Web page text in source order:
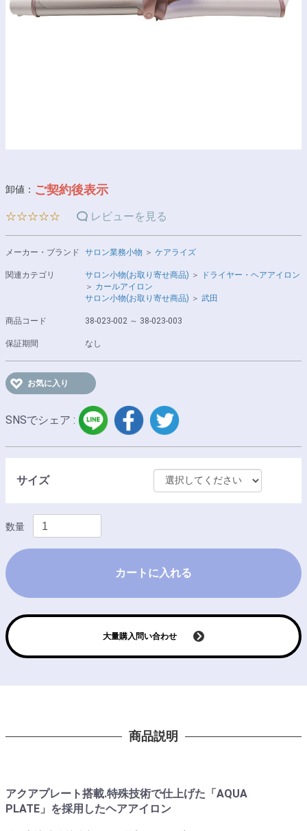
卸値： ご契約後表示
☆☆☆☆☆ レビューを見る
メーカー・ブランド サロン業務小物 ＞ ケアライズ
関連カテゴリ サロン小物(お取り寄せ商品) ＞
ドライヤー・ヘアアイロン
＞ カールアイロン
サロン小物(お取り寄せ商品) ＞ 武田
商品コード 38-023-002 ～ 38-023-003
保証期間 なし
お気に入り
SNSでシェア :
LINE facebook
サイズ
数量
カートに入れる
大量購入問い合わせ
商品説明
アクアプレート搭載.特殊技術で仕上げた「AQUA
PLATE」を採用したヘアアイロン